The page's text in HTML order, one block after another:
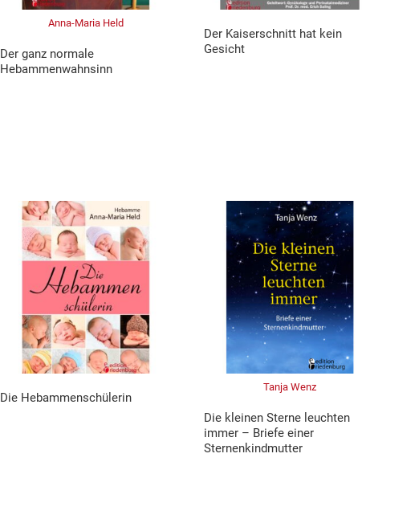
Anna-Maria Held
Der ganz normale
Hebammenwahnsinn
Der Kaiserschnitt hat kein
Gesicht
Die Hebammenschülerin
Tanja Wenz
Die kleinen Sterne leuchten
immer – Briefe einer
Sternenkindmutter